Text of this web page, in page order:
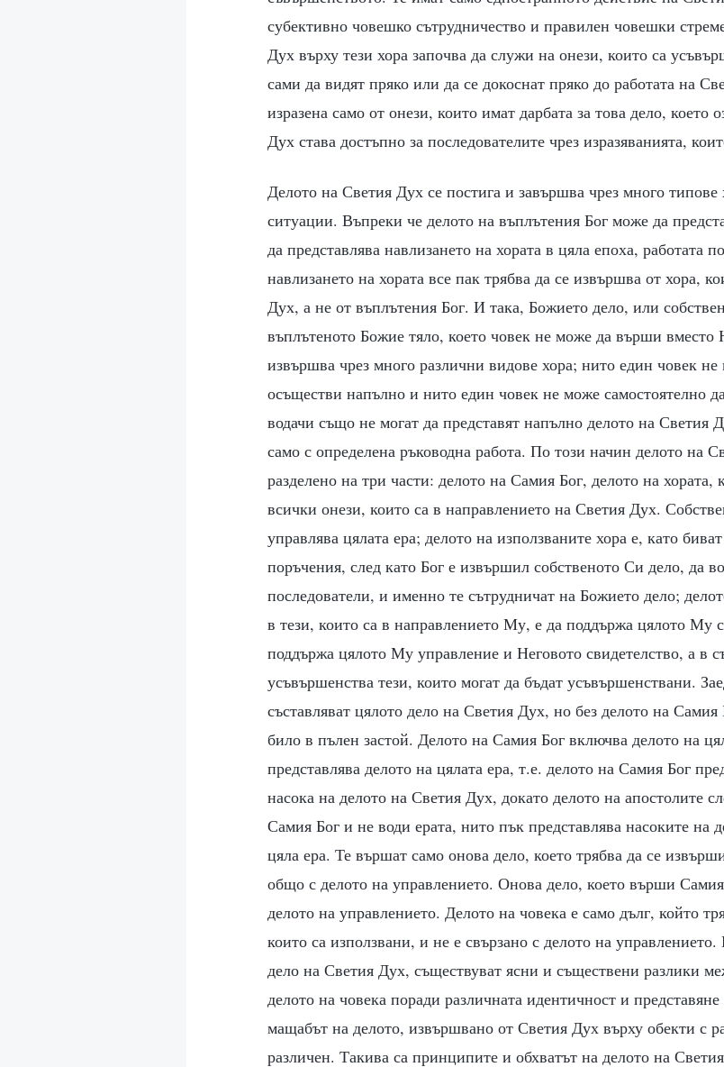
субективно човешко сътрудничество и правилен човешки
Дух върху тези хора започва да служи на онези, които са
сами да видят пряко или да се докоснат пряко до работата на
изразена само от онези, които имат дарбата за това дело, което
Дух става достъпно за последователите чрез изразяванията,
Делото на Светия Дух се постига и завършва чрез много
ситуации. Въпреки че делото на въплътения Бог може да
да представлява навлизането на хората в цяла епоха, работата
навлизането на хората все пак трябва да се извършва от хора,
Дух, а не от въплътения Бог. И така, Божието дело, или
въплътеното Божие тяло, което човек не може да върши
извършва чрез много различни видове хора; нито един човек не
осъществи напълно и нито един човек не може самостоятелно
водачи също не могат да представят напълно делото на Светия
само с определена ръководна работа. По този начин делото на
разделено на три части: делото на Самия Бог, делото на хората,
всички онези, които са в направлението на Светия Дух.
управлява цялата ера; делото на използваните хора е, като
поръчения, след като Бог е извършил собственото Си дело, да
последователи, и именно те сътрудничат на Божието дело;
в тези, които са в направлението Му, е да поддържа цялото Му
поддържа цялото Му управление и Неговото свидетелство, а в
усъвършенства тези, които могат да бъдат усъвършенствани.
съставляват цялото дело на Светия Дух, но без делото на
било в пълен застой. Делото на Самия Бог включва делото на
представлява делото на цялата ера, т.е. делото на Самия Бог
насока на делото на Светия Дух, докато делото на апостолите
Самия Бог и не води ерата, нито пък представлява насоките на
цяла ера. Те вършат само онова дело, което трябва да се
общо с делото на управлението. Онова дело, което върши
делото на управлението. Делото на човека е само дълг, който
които са използвани, и не е свързано с делото на
дело на Светия Дух, съществуват ясни и съществени разлики
делото на човека поради различната идентичност и
мащабът на делото, извършвано от Светия Дух върху обекти с
различен. Такива са принципите и обхватът на делото на